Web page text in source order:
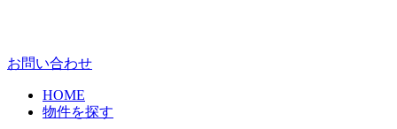
お問い合わせ
HOME
物件を探す